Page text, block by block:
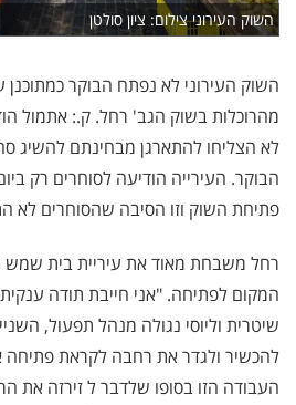
השוק העירוני צילום: ציון סולטן
השוק העירוני לא נפתח הבוקר
מהרוכלות בשוק הגב' רחל. ק.: אתמול
לא הצליחו להתארגן מבחינתם להשיג
הבוקר. העירייה הודיעה לסוחרים רק
פתיחת השוק וזו הסיבה שהסוחרים לא
רחל משבחת מאוד את עיריית בית שמש
המקום לפתיחה. "אני חייבת תודה
שיטרית וליוסי נגולה מנהל תפעול,
להכשיר ולגדר את רחבה לקראת
העבודה הזו בסופו שלדבר ל זירזה את